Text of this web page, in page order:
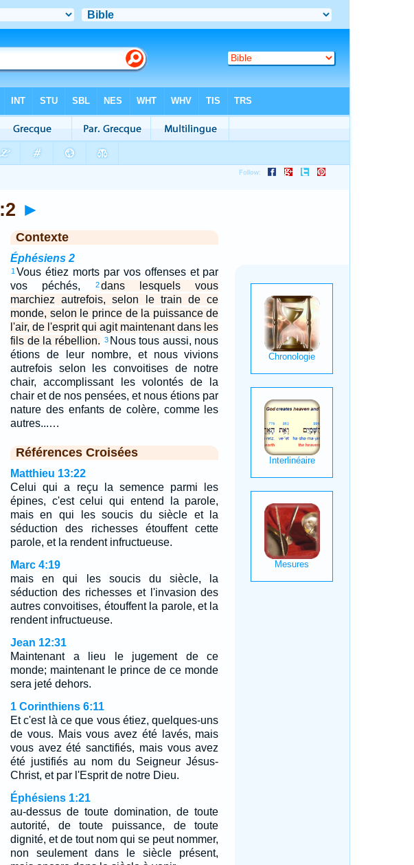
►
Contexte
Éphésiens 2
1 Vous étiez morts par vos offenses et par
vos péchés,
2dans lesquels vous
marchiez autrefois, selon le train de ce
monde, selon le prince de la puissance de
l'air, de l'esprit qui agit maintenant dans les
fils de la rébellion. 3 Nous tous aussi, nous
étions de leur nombre, et nous vivions
autrefois selon les convoitises de notre
chair, accomplissant les volontés de la
chair et de nos pensées, et nous étions par
nature des enfants de colère, comme les
autres...…
Références Croisées
Matthieu 13:22
Celui qui a reçu la semence parmi les
épines, c'est celui qui entend la parole,
mais en qui les soucis du siècle et la
séduction des richesses étouffent cette
parole, et la rendent infructueuse.
Marc 4:19
mais en qui les soucis du siècle, la
séduction des richesses et l'invasion des
autres convoitises, étouffent la parole, et la
rendent infructueuse.
Jean 12:31
Maintenant a lieu le jugement de ce
monde; maintenant le prince de ce monde
sera jeté dehors.
1 Corinthiens 6:11
Et c'est là ce que vous étiez, quelques-uns
de vous. Mais vous avez été lavés, mais
vous avez été sanctifiés, mais vous avez
été justifiés au nom du Seigneur Jésus-
Christ, et par l'Esprit de notre Dieu.
Éphésiens 1:21
au-dessus de toute domination, de toute
autorité, de toute puissance, de toute
dignité, et de tout nom qui se peut nommer,
non seulement dans le siècle présent,